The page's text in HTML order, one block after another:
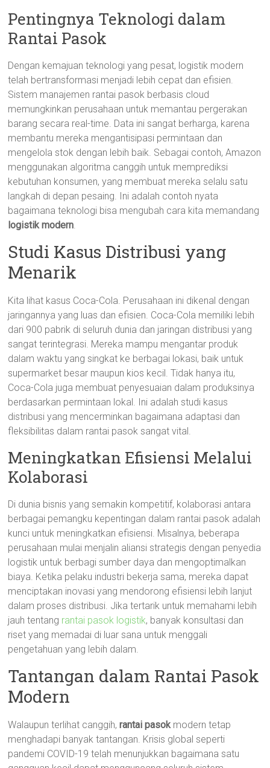
Pentingnya Teknologi dalam
Rantai Pasok
Dengan kemajuan teknologi yang pesat, logistik modern
telah bertransformasi menjadi lebih cepat dan efisien.
Sistem manajemen rantai pasok berbasis cloud
memungkinkan perusahaan untuk memantau pergerakan
barang secara real-time. Data ini sangat berharga, karena
membantu mereka mengantisipasi permintaan dan
mengelola stok dengan lebih baik. Sebagai contoh, Amazon
menggunakan algoritma canggih untuk memprediksi
kebutuhan konsumen, yang membuat mereka selalu satu
langkah di depan pesaing. Ini adalah contoh nyata
bagaimana teknologi bisa mengubah cara kita memandang
logistik modern.
Studi Kasus Distribusi yang
Menarik
Kita lihat kasus Coca-Cola. Perusahaan ini dikenal dengan
jaringannya yang luas dan efisien. Coca-Cola memiliki lebih
dari 900 pabrik di seluruh dunia dan jaringan distribusi yang
sangat terintegrasi. Mereka mampu mengantar produk
dalam waktu yang singkat ke berbagai lokasi, baik untuk
supermarket besar maupun kios kecil. Tidak hanya itu,
Coca-Cola juga membuat penyesuaian dalam produksinya
berdasarkan permintaan lokal. Ini adalah studi kasus
distribusi yang mencerminkan bagaimana adaptasi dan
fleksibilitas dalam rantai pasok sangat vital.
Meningkatkan Efisiensi Melalui
Kolaborasi
Di dunia bisnis yang semakin kompetitif, kolaborasi antara
berbagai pemangku kepentingan dalam rantai pasok adalah
kunci untuk meningkatkan efisiensi. Misalnya, beberapa
perusahaan mulai menjalin aliansi strategis dengan penyedia
logistik untuk berbagi sumber daya dan mengoptimalkan
biaya. Ketika pelaku industri bekerja sama, mereka dapat
menciptakan inovasi yang mendorong efisiensi lebih lanjut
dalam proses distribusi. Jika tertarik untuk memahami lebih
jauh tentang rantai pasok logistik, banyak konsultasi dan
riset yang memadai di luar sana untuk menggali
pengetahuan yang lebih dalam.
Tantangan dalam Rantai Pasok
Modern
Walaupun terlihat canggih,rantai pasokmodern tetap
menghadapi banyak tantangan. Krisis global seperti
pandemi COVID-19 telah menunjukkan bagaimana satu